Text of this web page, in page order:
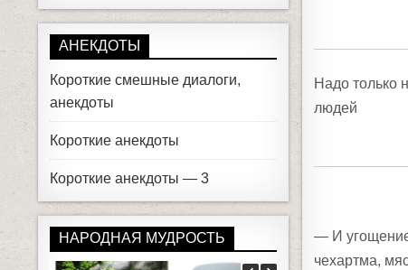
Надо только
людей
— И
чехартма,
АНЕКДОТЫ
Короткие смешные диалоги,
анекдоты
Короткие анекдоты
Короткие анекдоты — 3
НАРОДНАЯ МУДРОСТЬ